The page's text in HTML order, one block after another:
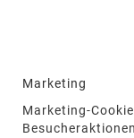
STARTSEITE
Marketing
Marketing-